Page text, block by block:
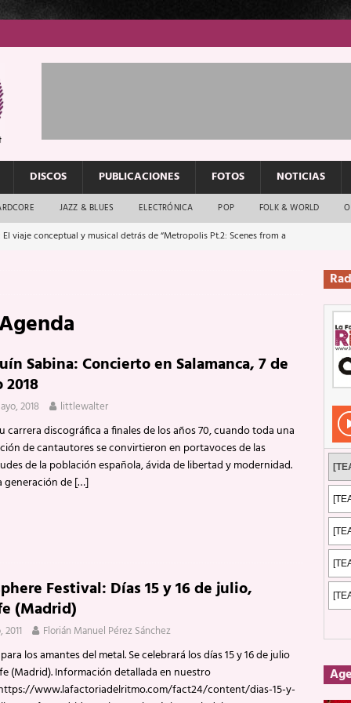
DISCOS PUBLICACIONES FOTOS NOTICIAS
JAZZ & BLUES ELECTRÓNICA POP FOLK & WORLD
El viaje conceptual y musical detrás de “Metropolis Pt.2: Scenes from a
El rock urbano sigue en buenas manos
que van a escucharte te saludan
Rockeros certificados
ENTREVISTAS
2 de mayo de 2026 en Fuengirola
Su ‘aullido’ retumbó ferozmente en Fuengirola.
REPORTAJES
La historia de Nintendo Vol. 2 PUBLICACIONES
Sabina: Concierto en Salamanca, 7 de
2018 littlewalter
carrera discográfica a finales de los años 70, cuando toda una
de cantautores se convirtieron en portavoces de las
de la población española, ávida de libertad y modernidad.
generación de[…]
Festival: Días 15 y 16 de julio,
(Madrid)
Florián Manuel Pérez Sánchez
los amantes del metal. Se celebrará los días 15 y 16 de julio
(Madrid). Información detallada en nuestro
www.lafactoriadelritmo.com/fact24/content/dias-15-y-